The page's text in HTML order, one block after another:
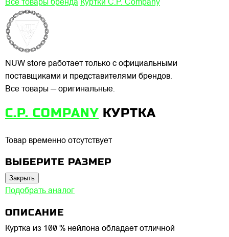
Все товары бренда Куртки C.P. Company
NUW store работает только с официальными
поставщиками и представителями брендов.
Все товары — оригинальные.
C.P. COMPANY КУРТКА
Товар временно отсутствует
ВЫБЕРИТЕ РАЗМЕР
Закрыть
Подобрать аналог
ОПИСАНИЕ
Куртка из 100 % нейлона обладает отличной